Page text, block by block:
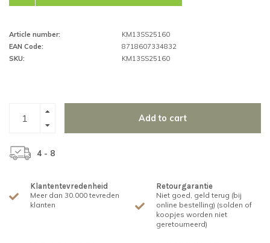
Article number:
KM13SS25160
EAN Code:
8718607334832
SKU:
KM13SS25160
Add to cart
4 - 8
Klantentevredenheid
Meer dan 30.000 tevreden
klanten
Retourgarantie
Niet goed, geld terug (bij
online bestelling) (solden of
koopjes worden niet
geretourneerd)